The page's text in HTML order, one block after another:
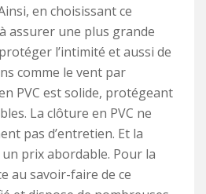
en choisissant ce
assurer une plus grande
l’intimité et aussi de
comme le vent par
PVC est solide, protégeant
La clôture en PVC ne
pas d’entretien. Et la
prix abordable. Pour la
au savoir-faire de ce